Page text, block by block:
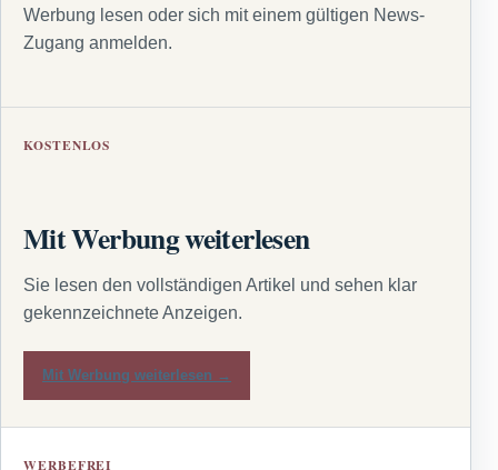
Werbung lesen oder sich mit einem gültigen News-
Zugang anmelden.
KOSTENLOS
Mit Werbung weiterlesen
Sie lesen den vollständigen Artikel und sehen klar
gekennzeichnete Anzeigen.
Mit Werbung weiterlesen →
WERBEFREI